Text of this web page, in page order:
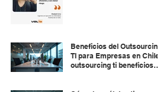
Beneficios del Outsourcing
TI para Empresas en Chile:
outsourcing ti beneficios